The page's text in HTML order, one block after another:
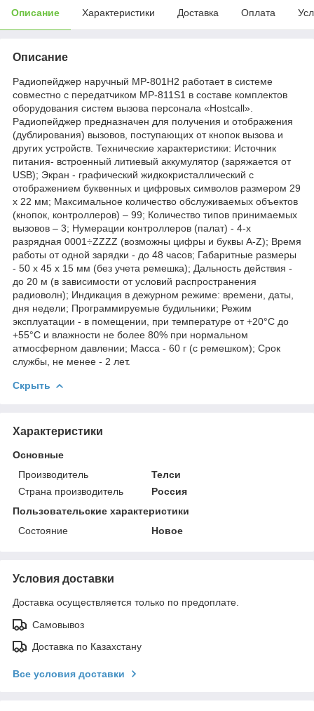
Описание Характеристики Доставка Оплата
Описание
Радиопейджер наручный MP-801H2 работает в системе
совместно с передатчиком MP-811S1 в составе комплектов
оборудования систем вызова персонала «Hostcall».
Радиопейджер предназначен для получения и отображения
(дублирования) вызовов, поступающих от кнопок вызова и
других устройств. Технические характеристики: Источник
питания- встроенный литиевый аккумулятор (заряжается от
USB); Экран - графический жидкокристаллический с
отображением буквенных и цифровых символов размером 29
х 22 мм; Максимальное количество обслуживаемых объектов
(кнопок, контроллеров) – 99; Количество типов принимаемых
вызовов – 3; Нумерации контроллеров (палат) - 4-х
разрядная 0001÷ZZZZ (возможны цифры и буквы A-Z); Время
работы от одной зарядки - до 48 часов; Габаритные размеры
- 50 х 45 х 15 мм (без учета ремешка); Дальность действия -
до 20 м (в зависимости от условий распространения
радиоволн); Индикация в дежурном режиме: времени, даты,
дня недели; Программируемые будильники; Режим
эксплуатации - в помещении, при температуре от +20°С до
+55°С и влажности не более 80% при нормальном
атмосферном давлении; Масса - 60 г (с ремешком); Срок
службы, не менее - 2 лет.
Скрыть
Характеристики
Основные
Производитель
Телси
Страна производитель
Россия
Пользовательские характеристики
Состояние
Новое
Условия доставки
Доставка осуществляется только по предоплате.
Самовывоз
Доставка по Казахстану
Все условия доставки